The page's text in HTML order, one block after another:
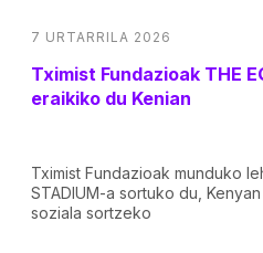
7 URTARRILA 2026
Tximist Fundazioak THE
eraikiko du Kenian
Tximist Fundazioak munduko
STADIUM-a sortuko du,
soziala sortzeko